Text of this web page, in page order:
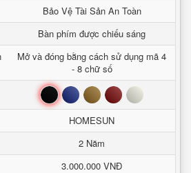
Bảo Vệ Tài Sản An Toàn
Bàn phím được chiếu sáng
Mở và đóng bằng cách sử dụng mã 4
- 8 chữ số
Đen Xanh Nâu Đỏ Trắng
HOMESUN
2 Năm
3.000.000 VNĐ